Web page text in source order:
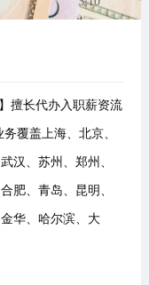
擅长代办入职薪资流
覆盖上海、北京、
汉、苏州、郑州、
肥、青岛、昆明、
华、哈尔滨、大